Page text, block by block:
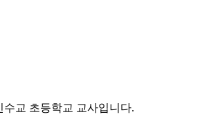
수교 초등학교 교사입니다.